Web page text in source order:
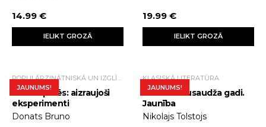
14.99 €
IELIKT GROZĀ
19.99 €
IELIKT GROZĀ
JAUNUMS!
Fizika spēlēs: aizraujoši
eksperimenti
Donats Bruno
JAUNUMS!
KLASISKĀ LITERATŪRA
Bērnība. Pusaudža gadi.
Jaunība
Nikolajs Tolstojs